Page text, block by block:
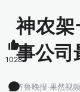
神农架
事公司
齐鲁晚报·果然视频
1028